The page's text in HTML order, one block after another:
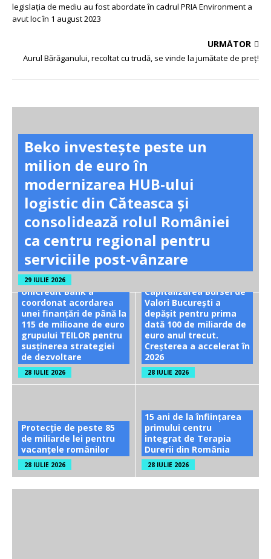
legislația de mediu au fost abordate în cadrul PRIA Environment a
avut loc în 1 august 2023
URMĂTOR
Aurul Bărăganului, recoltat cu trudă, se vinde la jumătate de preț!
Beko investește peste un
milion de euro în
modernizarea HUB-ului
logistic din Căteasca și
consolidează rolul României
ca centru regional pentru
serviciile post-vânzare
29 IULIE 2026
UniCredit Bank a
coordonat acordarea
unei finanțări de până la
115 de milioane de euro
grupului TEILOR pentru
susținerea strategiei
de dezvoltare
28 IULIE 2026
Capitalizarea Bursei de
Valori București a
depășit pentru prima
dată 100 de miliarde de
euro anul trecut.
Creșterea a accelerat în
2026
28 IULIE 2026
Protecție de peste 85
de miliarde lei pentru
vacanțele românilor
28 IULIE 2026
15 ani de la înființarea
primului centru
integrat de Terapia
Durerii din România
28 IULIE 2026